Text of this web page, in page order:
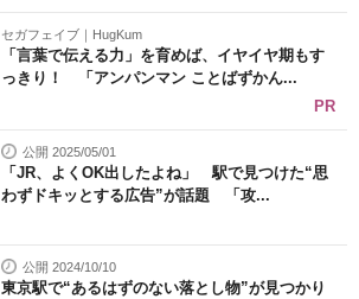
セガフェイブ｜HugKum
「言葉で伝える力」を育めば、イヤイヤ期もす
っきり！ 「アンパンマン ことばずかん...
PR
公開 2025/05/01
「JR、よくOK出したよね」 駅で見つけた“思
わずドキッとする広告”が話題 「攻...
公開 2024/10/10
東京駅で“あるはずのない落とし物”が見つかり